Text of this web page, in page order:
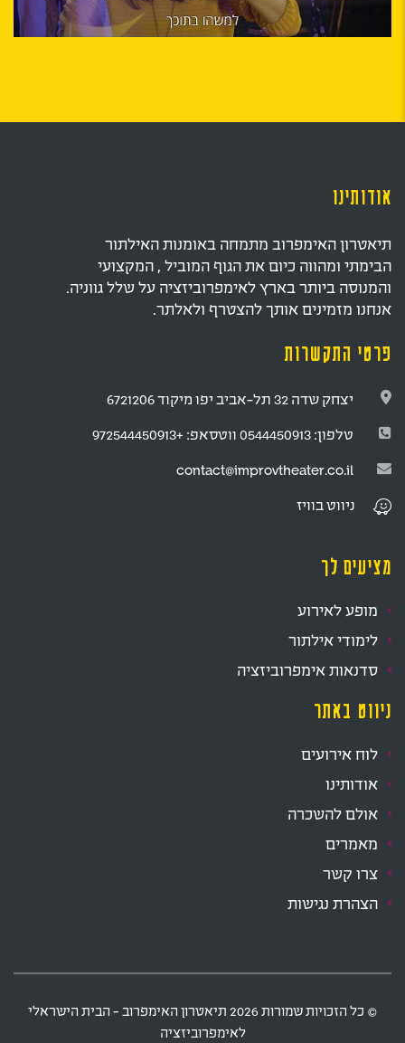
אודותינו
תיאטרון האימפרוב מתמחה באומנות האילתור
הבימתי ומהווה כיום את הגוף המוביל , המקצועי
והמנוסה ביותר בארץ לאימפרוביזציה על שלל גווניה.
אנחנו מזמינים אותך להצטרף ולאלתר.
פרטי התקשרות
יצחק שדה 32 תל-אביב יפו מיקוד 6721206
טלפון: 0544450913 ווטסאפ: +972544450913
contact@improvtheater.co.il
ניווטבוויז
מציעים לך
מופע לאירוע
לימודי אילתור
סדנאות אימפרוביזציה
ניווט באתר
לוח אירועים
אודותינו
אולם להשכרה
מאמרים
צרו קשר
הצהרת נגישות
‫© כל הזכויות שמורות 2026 תיאטרון האימפרוב - הבית הישראלי
לאימפרוביזציה